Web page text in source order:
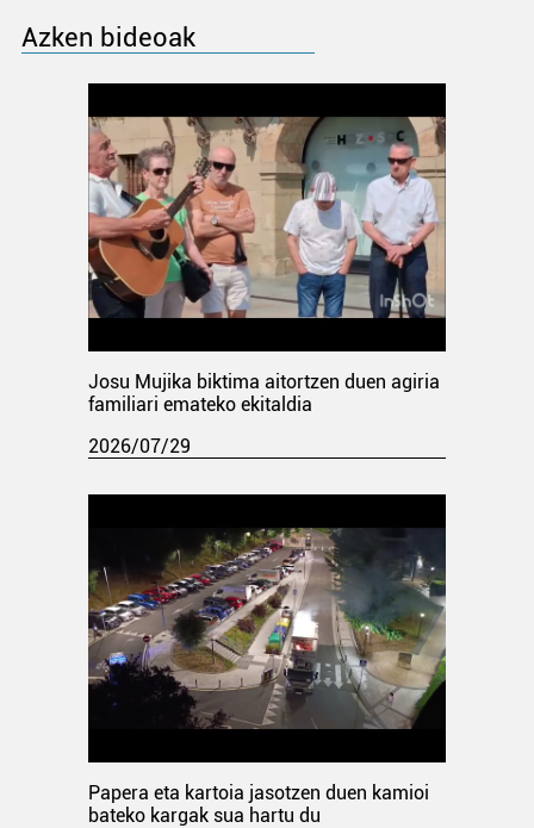
Azken bideoak
Josu Mujika biktima aitortzen duen agiria
familiari emateko ekitaldia
2026/07/29
Papera eta kartoia jasotzen duen kamioi
bateko kargak sua hartu du